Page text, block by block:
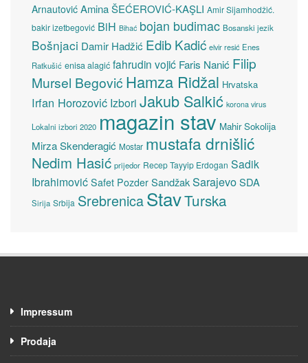
Arnautović Amina ŠEĆEROVIĆ-KAŞLI Amir Sijamhodžić.
bakir izetbegović BiH Bihać bojan budimac Bosanski jezik
Bošnjaci Damir Hadžić Edib Kadić elvir resić Enes
Ratkušić enisa alagić fahrudin vojić Faris Nanić Filip
Mursel Begović Hamza Ridžal Hrvatska
Irfan Horozović Izbori Jakub Salkić korona virus
Lokalni izbori 2020 magazin stav Mahir Sokolija
Mirza Skenderagić Mostar mustafa drnišlić
Nedim Hasić prijedor Recep Tayyip Erdogan Sadik
Ibrahimović Safet Pozder SandžakSarajevoSDA
Sirija Srbija SrebrenicaStavTurska
Impressum
Prodaja